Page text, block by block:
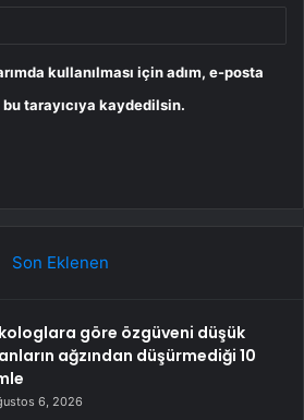
kullanılması için adım, e-posta
tarayıcıya kaydedilsin.
Son Eklenen
göre özgüveni düşük
ağzından düşürmediği 10
6, 2026